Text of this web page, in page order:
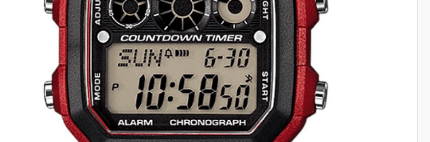
Botas
Dko